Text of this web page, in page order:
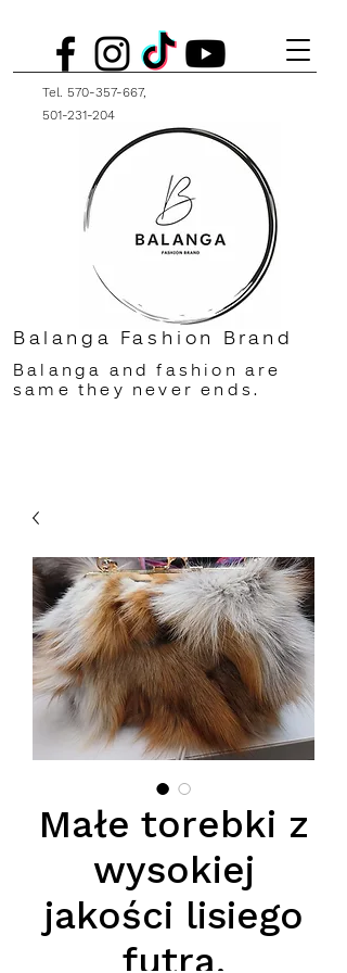
Tel. 570-357-667,
501-231-204
Balanga Fashion Brand
Balanga and fashion are
same they never ends.
Małe torebki z
wysokiej
jakości lisiego
futra.